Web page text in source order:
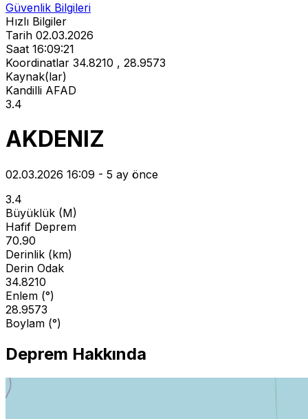
Güvenlik Bilgileri
Hızlı Bilgiler
Tarih 02.03.2026
Saat 16:09:21
Koordinatlar 34.8210 , 28.9573
Kaynak(lar)
Kandilli AFAD
3.4
AKDENIZ
02.03.2026 16:09 - 5 ay önce
3.4
Büyüklük (M)
Hafif Deprem
70.90
Derinlik (km)
Derin Odak
34.8210
Enlem (°)
28.9573
Boylam (°)
Deprem Hakkında